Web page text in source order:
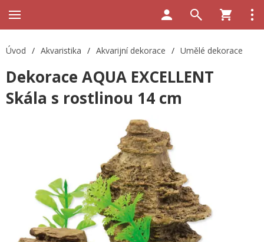
Úvod / Akvaristika / Akvarijní dekorace / Umělé dekorace
Dekorace AQUA EXCELLENT
Skála s rostlinou 14 cm